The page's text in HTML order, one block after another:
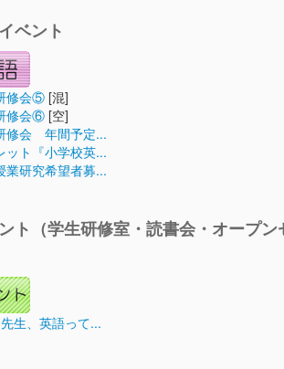
ベント
修会⑤ [混]
修会⑥ [空]
修会 年間予定...
ット『小学校英...
業研究希望者募...
ト（学生研修室・読書会・オープン
生、英語って...